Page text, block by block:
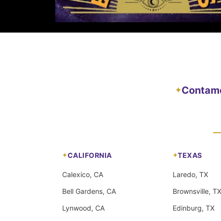
✦
CALIFORNIA
Calexico, CA
Bell Gardens, CA
Lynwood, CA
TEXAS
Laredo, TX
Brownsville, TX
Edinburg, TX